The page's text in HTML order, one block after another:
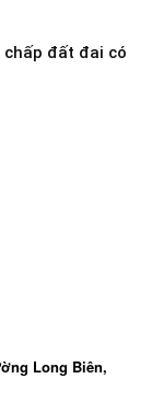
chấp đất đai có
Long Biên,